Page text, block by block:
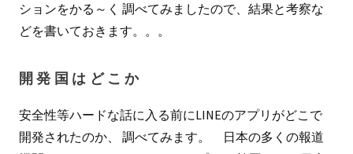
ションをかる～く 調べてみましたので、結果と考察な
どを書いておきます。。。
開発国はどこか
安全性等ハードな話に入る前にLINEのアプリがどこで
開発されたのか、 調べてみます。 日本の多くの報道